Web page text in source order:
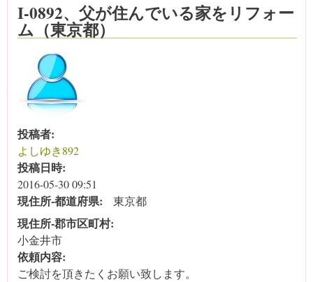
I-0892、父が住んでいる家をリフォー
ム（東京都）
投稿者:
よしゆき892
投稿日時:
2016-05-30 09:51
現住所‐都道府県: 東京都
現住所‐郡市区町村:
小金井市
依頼内容:
ご検討を頂きたくお願い致します。